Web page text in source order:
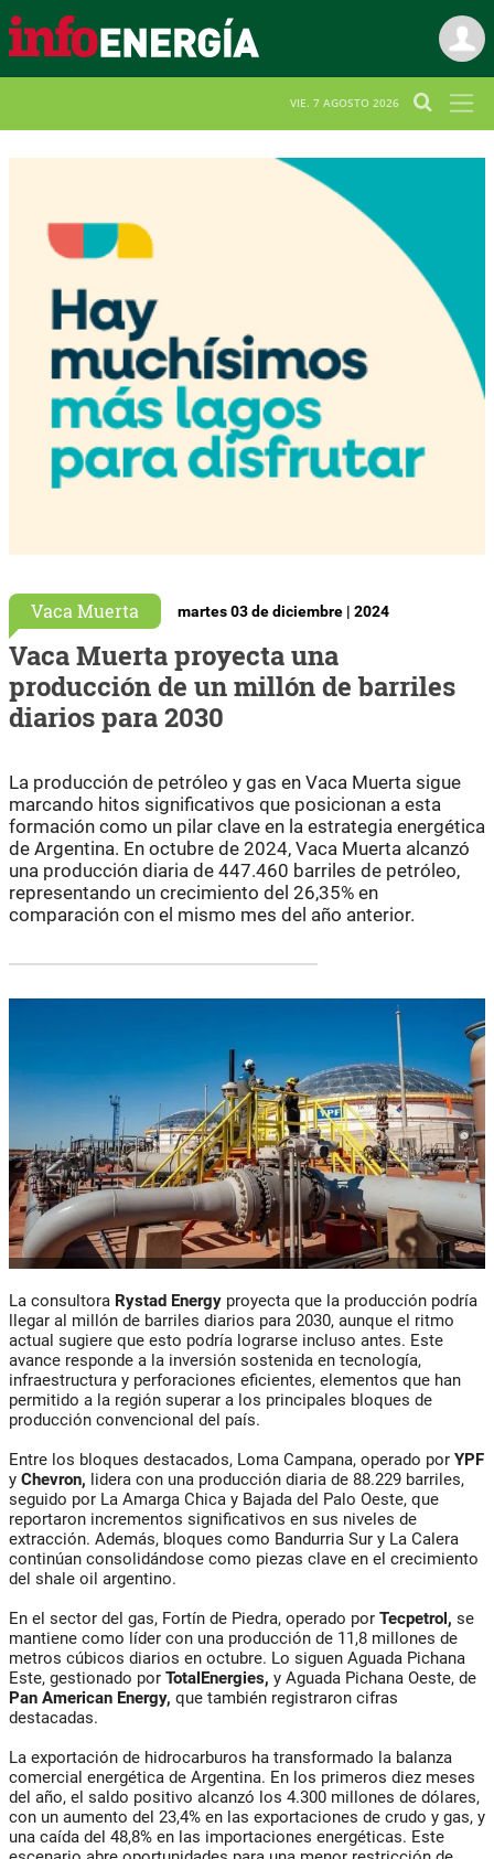
VIE. 7 AGOSTO 2026
Vaca Muerta martes 03 de diciembre | 2024
Vaca Muerta proyecta una
producción de un millón de barriles
diarios para 2030
La producción de petróleo y gas en Vaca Muerta sigue
marcando hitos significativos que posicionan a esta
formación como un pilar clave en la estrategia energética
de Argentina. En octubre de 2024, Vaca Muerta alcanzó
una producción diaria de 447.460 barriles de petróleo,
representando un crecimiento del 26,35% en
comparación con el mismo mes del año anterior.
La consultora Rystad Energy proyecta que la producción podría
llegar al millón de barriles diarios para 2030, aunque el ritmo
actual sugiere que esto podría lograrse incluso antes. Este
avance responde a la inversión sostenida en tecnología,
infraestructura y perforaciones eficientes, elementos que han
permitido a la región superar a los principales bloques de
producción convencional del país.
Entre los bloques destacados, Loma Campana, operado por YPF
y Chevron, lidera con una producción diaria de 88.229 barriles,
seguido por La Amarga Chica y Bajada del Palo Oeste, que
reportaron incrementos significativos en sus niveles de
extracción. Además, bloques como Bandurria Sur y La Calera
continúan consolidándose como piezas clave en el crecimiento
del shale oil argentino.
En el sector del gas, Fortín de Piedra, operado por Tecpetrol, se
mantiene como líder con una producción de 11,8 millones de
metros cúbicos diarios en octubre. Lo siguen Aguada Pichana
Este, gestionado por TotalEnergies, y Aguada Pichana Oeste, de
Pan American Energy, que también registraron cifras
destacadas.
La exportación de hidrocarburos ha transformado la balanza
comercial energética de Argentina. En los primeros diez meses
del año, el saldo positivo alcanzó los 4.300 millones de dólares,
con un aumento del 23,4% en las exportaciones de crudo y gas, y
una caída del 48,8% en las importaciones energéticas. Este